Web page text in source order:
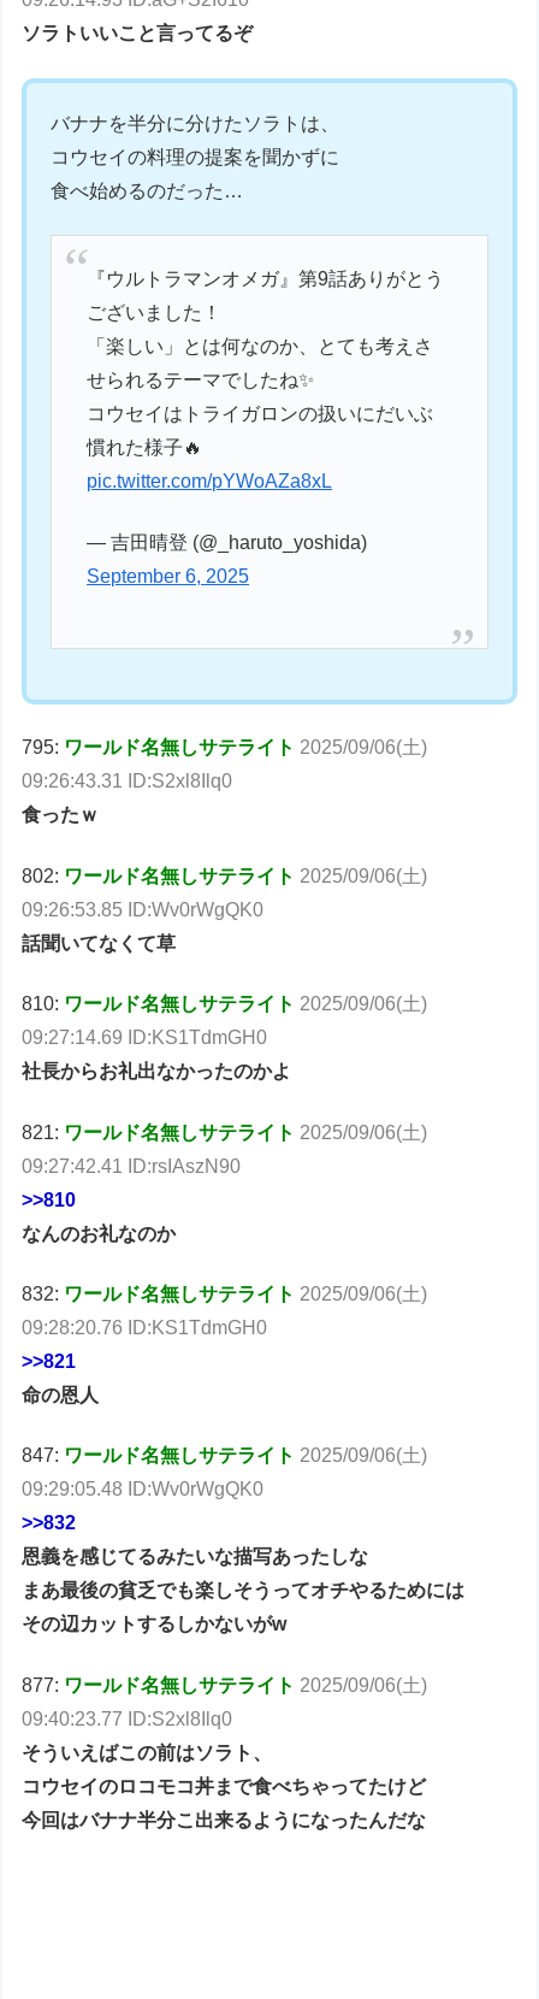
ソラトいいこと言ってるぞ
バナナを半分に分けたソラトは、
コウセイの料理の提案を聞かずに
食べ始めるのだった…
『ウルトラマンオメガ』第9話ありがとう
ございました！
「楽しい」とは何なのか、とても考えさ
せられるテーマでしたね✨
コウセイはトライガロンの扱いにだいぶ
慣れた様子🔥
pic.twitter.com/pYWoAZa8xL
— 吉田晴登 (@_haruto_yoshida)
September 6, 2025
795: ワールド名無しサテライト 2025/09/06(土)
09:26:43.31 ID:S2xl8Ilq0
食ったｗ
802: ワールド名無しサテライト 2025/09/06(土)
09:26:53.85 ID:Wv0rWgQK0
話聞いてなくて草
810: ワールド名無しサテライト 2025/09/06(土)
09:27:14.69 ID:KS1TdmGH0
社長からお礼出なかったのかよ
821: ワールド名無しサテライト 2025/09/06(土)
09:27:42.41 ID:rsIAszN90
>>810
なんのお礼なのか
832: ワールド名無しサテライト 2025/09/06(土)
09:28:20.76 ID:KS1TdmGH0
>>821
命の恩人
847: ワールド名無しサテライト 2025/09/06(土)
09:29:05.48 ID:Wv0rWgQK0
>>832
恩義を感じてるみたいな描写あったしな
まあ最後の貧乏でも楽しそうってオチやるためには
その辺カットするしかないがw
877: ワールド名無しサテライト 2025/09/06(土)
09:40:23.77 ID:S2xl8Ilq0
そういえばこの前はソラト、
コウセイのロコモコ丼まで食べちゃってたけど
今回はバナナ半分こ出来るようになったんだな